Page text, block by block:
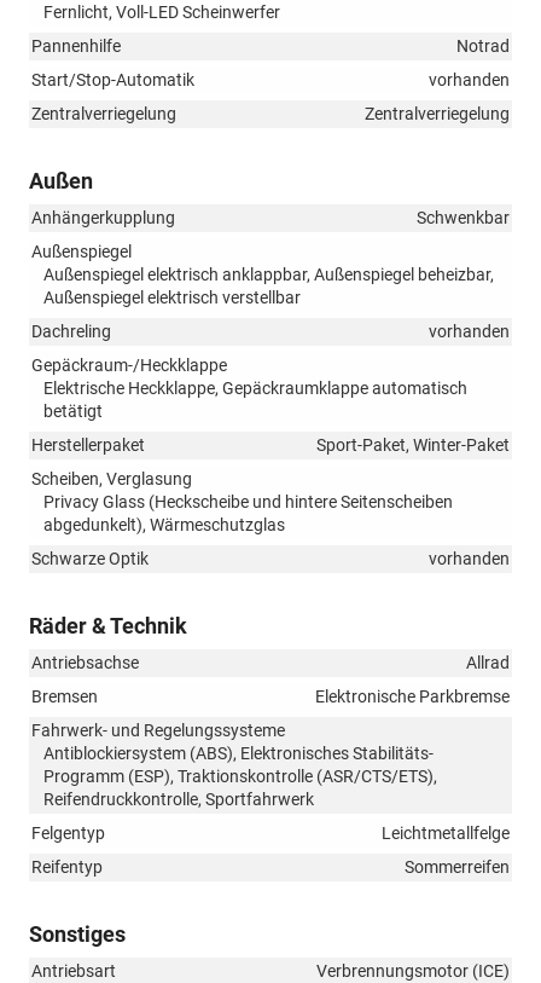
Fernlicht, Voll-LED Scheinwerfer
Pannenhilfe
Notrad
Start/Stop-Automatik
vorhanden
Zentralverriegelung
Zentralverriegelung
Außen
Anhängerkupplung
Schwenkbar
Außenspiegel
Außenspiegel elektrisch anklappbar, Außenspiegel beheizbar,
Außenspiegel elektrisch verstellbar
Dachreling
vorhanden
Gepäckraum-/Heckklappe
Elektrische Heckklappe, Gepäckraumklappe automatisch
betätigt
Herstellerpaket
Sport-Paket, Winter-Paket
Scheiben, Verglasung
Privacy Glass (Heckscheibe und hintere Seitenscheiben
abgedunkelt), Wärmeschutzglas
Schwarze Optik
vorhanden
Räder & Technik
Antriebsachse
Allrad
Bremsen
Elektronische Parkbremse
Fahrwerk- und Regelungssysteme
Antiblockiersystem (ABS), Elektronisches Stabilitäts-
Programm (ESP), Traktionskontrolle (ASR/CTS/ETS),
Reifendruckkontrolle, Sportfahrwerk
Felgentyp
Leichtmetallfelge
Reifentyp
Sommerreifen
Sonstiges
Antriebsart Verbrennungsmotor (ICE)